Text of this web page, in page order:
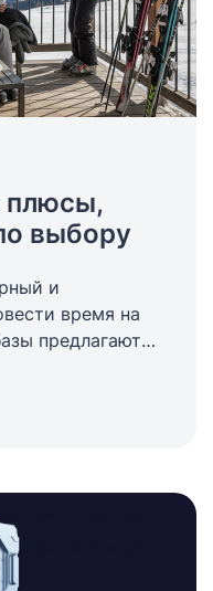
плюсы,
выбору
и
время на
предлагают
потому обычно
местах – в лесу, у